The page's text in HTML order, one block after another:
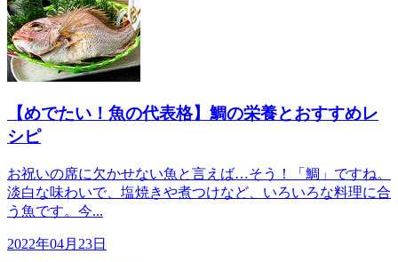
【めでたい！魚の代表格】鯛の栄養とおすすめレ
シピ
お祝いの席に欠かせない魚と言えば…そう！「鯛」ですね。
淡白な味わいで、塩焼きや煮つけなど、いろいろな料理に合
う魚です。今...
2022年04月23日